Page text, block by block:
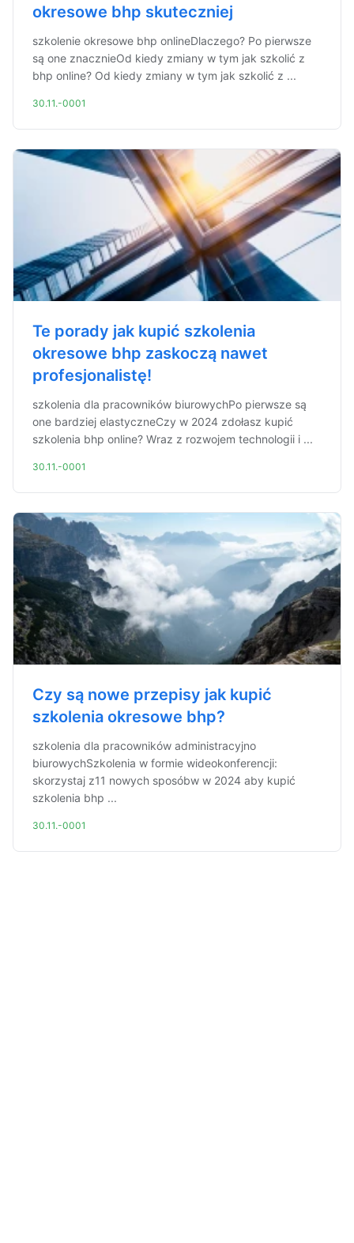
okresowe bhp skuteczniej
szkolenie okresowe bhp onlineDlaczego? Po pierwsze
są one znacznieOd kiedy zmiany w tym jak szkolić z
bhp online? Od kiedy zmiany w tym jak szkolić z ...
30.11.-0001
Te porady jak kupić szkolenia
okresowe bhp zaskoczą nawet
profesjonalistę!
szkolenia dla pracowników biurowychPo pierwsze są
one bardziej elastyczneCzy w 2024 zdołasz kupić
szkolenia bhp online? Wraz z rozwojem technologii i ...
30.11.-0001
Czy są nowe przepisy jak kupić
szkolenia okresowe bhp?
szkolenia dla pracowników administracyjno
biurowychSzkolenia w formie wideokonferencji:
skorzystaj z11 nowych sposóbw w 2024 aby kupić
szkolenia bhp ...
30.11.-0001